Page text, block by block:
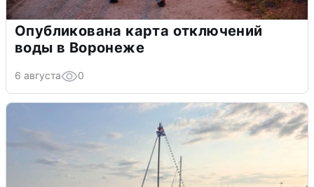
Опубликована карта отключений
воды в Воронеже
6 августа 0